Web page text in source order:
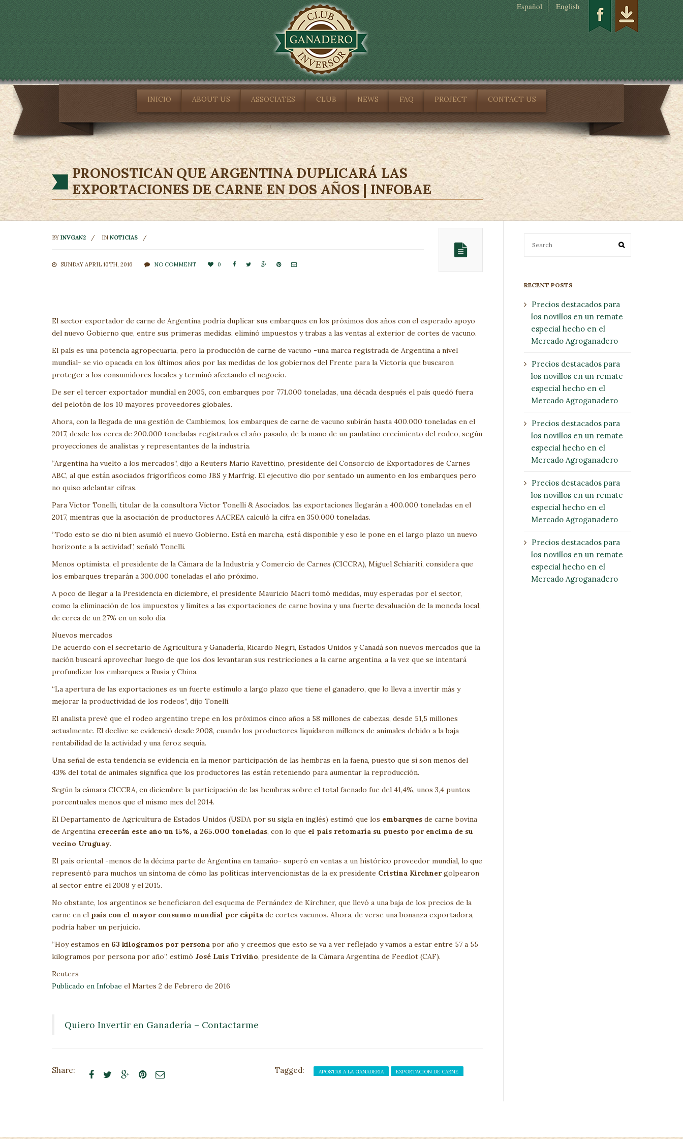
Español English
INICIO ABOUT US ASSOCIATES CLUB NEWS FAQ PROJECT CONTACT US
PRONOSTICAN QUE ARGENTINA DUPLICARÁ LAS
EXPORTACIONES DE CARNE EN DOS AÑOS | INFOBAE
BY INVGAN2 IN NOTICIAS
SUNDAY APRIL 10TH, 2016 NO COMMENT 0     
El sector exportador de carne de Argentina podría duplicar sus embarques en los próximos dos años con el esperado apoyo
del nuevo Gobierno que, entre sus primeras medidas, eliminó impuestos y trabas a las ventas al exterior de cortes de vacuno.
El país es una potencia agropecuaria, pero la producción de carne de vacuno -una marca registrada de Argentina a nivel
mundial- se vio opacada en los últimos años por las medidas de los gobiernos del Frente para la Victoria que buscaron
proteger a los consumidores locales y terminó afectando el negocio.
De ser el tercer exportador mundial en 2005, con embarques por 771.000 toneladas, una década después el país quedó fuera
del pelotón de los 10 mayores proveedores globales.
Ahora, con la llegada de una gestión de Cambiemos, los embarques de carne de vacuno subirán hasta 400.000 toneladas en el
2017, desde los cerca de 200.000 toneladas registrados el año pasado, de la mano de un paulatino crecimiento del rodeo, según
proyecciones de analistas y representantes de la industria.
“Argentina ha vuelto a los mercados”, dijo a Reuters Mario Ravettino, presidente del Consorcio de Exportadores de Carnes
ABC, al que están asociados frigoríficos como JBS y Marfrig. El ejecutivo dio por sentado un aumento en los embarques pero
no quiso adelantar cifras.
Para Víctor Tonelli, titular de la consultora Víctor Tonelli & Asociados, las exportaciones llegarán a 400.000 toneladas en el
2017, mientras que la asociación de productores AACREA calculó la cifra en 350.000 toneladas.
“Todo esto se dio ni bien asumió el nuevo Gobierno. Está en marcha, está disponible y eso le pone en el largo plazo un nuevo
horizonte a la actividad”, señaló Tonelli.
Menos optimista, el presidente de la Cámara de la Industria y Comercio de Carnes (CICCRA), Miguel Schiariti, considera que
los embarques treparán a 300.000 toneladas el año próximo.
A poco de llegar a la Presidencia en diciembre, el presidente Mauricio Macri tomó medidas, muy esperadas por el sector,
como la eliminación de los impuestos y límites a las exportaciones de carne bovina y una fuerte devaluación de la moneda local,
de cerca de un 27% en un solo día.
Nuevos mercados
De acuerdo con el secretario de Agricultura y Ganadería, Ricardo Negri, Estados Unidos y Canadá son nuevos mercados que la
nación buscará aprovechar luego de que los dos levantaran sus restricciones a la carne argentina, a la vez que se intentará
profundizar los embarques a Rusia y China.
“La apertura de las exportaciones es un fuerte estímulo a largo plazo que tiene el ganadero, que lo lleva a invertir más y
mejorar la productividad de los rodeos”, dijo Tonelli.
El analista prevé que el rodeo argentino trepe en los próximos cinco años a 58 millones de cabezas, desde 51,5 millones
actualmente. El declive se evidenció desde 2008, cuando los productores liquidaron millones de animales debido a la baja
rentabilidad de la actividad y una feroz sequía.
Una señal de esta tendencia se evidencia en la menor participación de las hembras en la faena, puesto que si son menos del
43% del total de animales significa que los productores las están reteniendo para aumentar la reproducción.
Según la cámara CICCRA, en diciembre la participación de las hembras sobre el total faenado fue del 41,4%, unos 3,4 puntos
porcentuales menos que el mismo mes del 2014.
El Departamento de Agricultura de Estados Unidos (USDA por su sigla en inglés) estimó que los embarques de carne bovina
de Argentina crecerán este año un 15%, a 265.000 toneladas, con lo que el país retomaría su puesto por encima de su
vecino Uruguay.
El país oriental -menos de la décima parte de Argentina en tamaño- superó en ventas a un histórico proveedor mundial, lo que
representó para muchos un síntoma de cómo las políticas intervencionistas de la ex presidente Cristina Kirchnergolpearon
al sector entre el 2008 y el 2015.
No obstante, los argentinos se beneficiaron del esquema de Fernández de Kirchner, que llevó a una baja de los precios de la
carne en el país con el mayor consumo mundial per cápita de cortes vacunos. Ahora, de verse una bonanza exportadora,
podría haber un perjuicio.
“Hoy estamos en 63 kilogramos por persona por año y creemos que esto se va a ver reflejado y vamos a estar entre 57 a 55
kilogramos por persona por año”, estimó José Luis Triviño, presidente de la Cámara Argentina de Feedlot (CAF).
Reuters
Publicado en Infobae el Martes 2 de Febrero de 2016
Quiero Invertir en Ganadería – Contactarme
Share:      Tagged: APOSTAR A LA GANADERIA EXPORTACION DE CARNE
RECENT POSTS
Precios destacados para
los novillos en un remate
especial hecho en el
Mercado Agroganadero
Precios destacados para
los novillos en un remate
especial hecho en el
Mercado Agroganadero
Precios destacados para
los novillos en un remate
especial hecho en el
Mercado Agroganadero
Precios destacados para
los novillos en un remate
especial hecho en el
Mercado Agroganadero
Precios destacados para
los novillos en un remate
especial hecho en el
Mercado Agroganadero